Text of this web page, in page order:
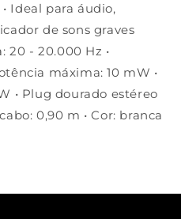
Ideal para áudio,
de sons graves
20 - 20.000 Hz •
máxima: 10 mW •
• Plug dourado estéreo
0,90 m • Cor: branca